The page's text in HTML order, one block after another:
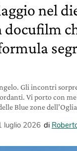
nel
Gli incontri
Vi porto con me
Blue zone
luglio 2026 di